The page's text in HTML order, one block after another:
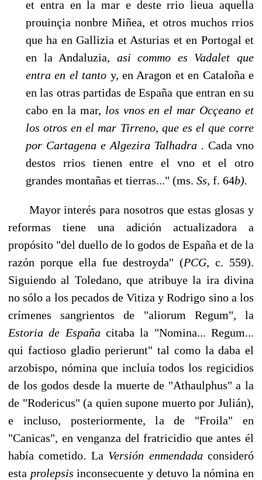
et entra en la mar e deste rrio lieua aquella
prouinçia nonbre Miñea, et otros muchos rrios
que ha en Gallizia et Asturias et en Portogal et
en la Andaluzia, asi commo es Vadalet que
entra en el tanto y, en Aragon et en Cataloña e
en las otras partidas de España que entran en su
cabo en la mar, los vnos en el mar Ocçeano et
los otros en el mar Tirreno, que es el que corre
por Cartagena e Algezira Talhadra . Cada vno
destos rrios tienen entre el vno et el otro
grandes montañas et tierras..." (ms. Ss, f. 64b).
Mayor interés para nosotros que estas glosas y
reformas tiene una adición actualizadora a
propósito "del duello de lo godos de España et de la
razón porque ella fue destroyda" (PCG,c. 559).
Siguiendo al Toledano, que atribuye la ira divina
no sólo a los pecados de Vitiza y Rodrigo sino a los
crímenes sangrientos de "aliorum Regum", la
Estoria de España citaba la "Nomina... Regum...
qui factioso gladio perierunt" tal como la daba el
arzobispo, nómina que incluía todos los regicidios
de los godos desde la muerte de "Athaulphus" a la
de "Rodericus" (a quien supone muerto por Julián),
e incluso, posteriormente, la de "Froila" en
"Canicas", en venganza del fratricidio que antes él
había cometido. La Versión enmendadaconsideró
esta prolepsisinconsecuente y detuvo la nómina en